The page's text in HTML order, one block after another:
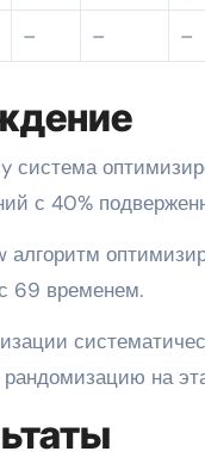
– – –
с 40%
69 временем.
на